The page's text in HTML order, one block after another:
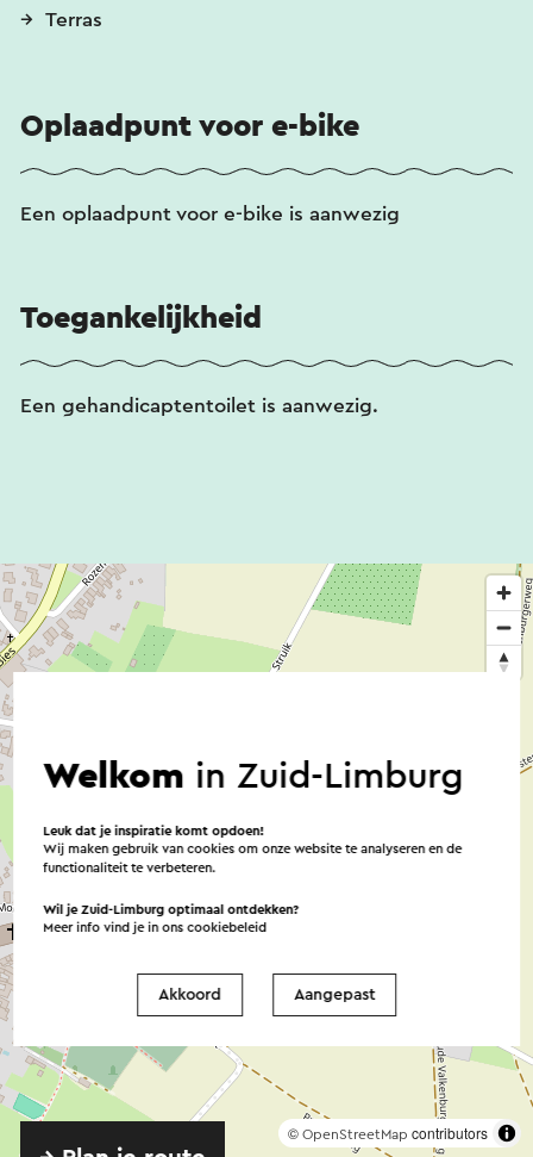
Terras
Oplaadpunt voor e-bike
Een oplaadpunt voor e-bike is aanwezig
Toegankelijkheid
Een gehandicaptentoilet is aanwezig.
© OpenStreetMap contributors
Welkom in Zuid-Limburg
Leuk dat je inspiratie komt opdoen!
Wij maken gebruik van cookies om onze website te analyseren en de
functionaliteit te verbeteren.
Wil je Zuid-Limburg optimaal ontdekken?
Meer info vind je in onscookiebeleid
Akkoord Aangepast